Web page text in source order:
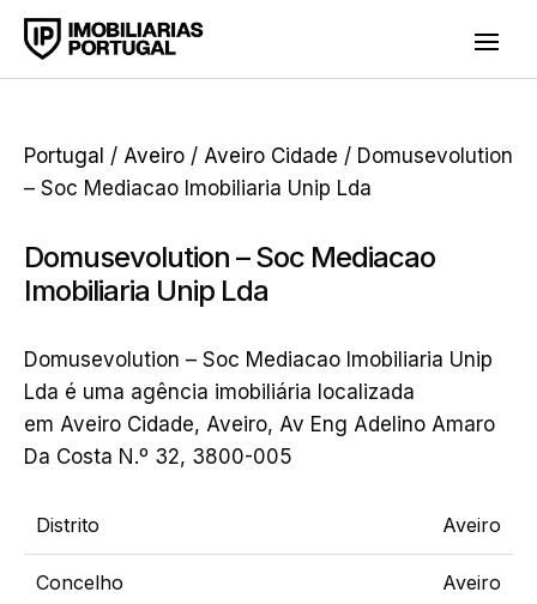
Portugal / Aveiro / Aveiro Cidade / Domusevolution
– Soc Mediacao Imobiliaria Unip Lda
Domusevolution – Soc Mediacao
Imobiliaria Unip Lda
Domusevolution – Soc Mediacao Imobiliaria Unip
Lda é uma agência imobiliária localizada
em Aveiro Cidade, Aveiro, Av Eng Adelino Amaro
Da Costa N.º 32, 3800-005
Distrito Aveiro
Concelho Aveiro